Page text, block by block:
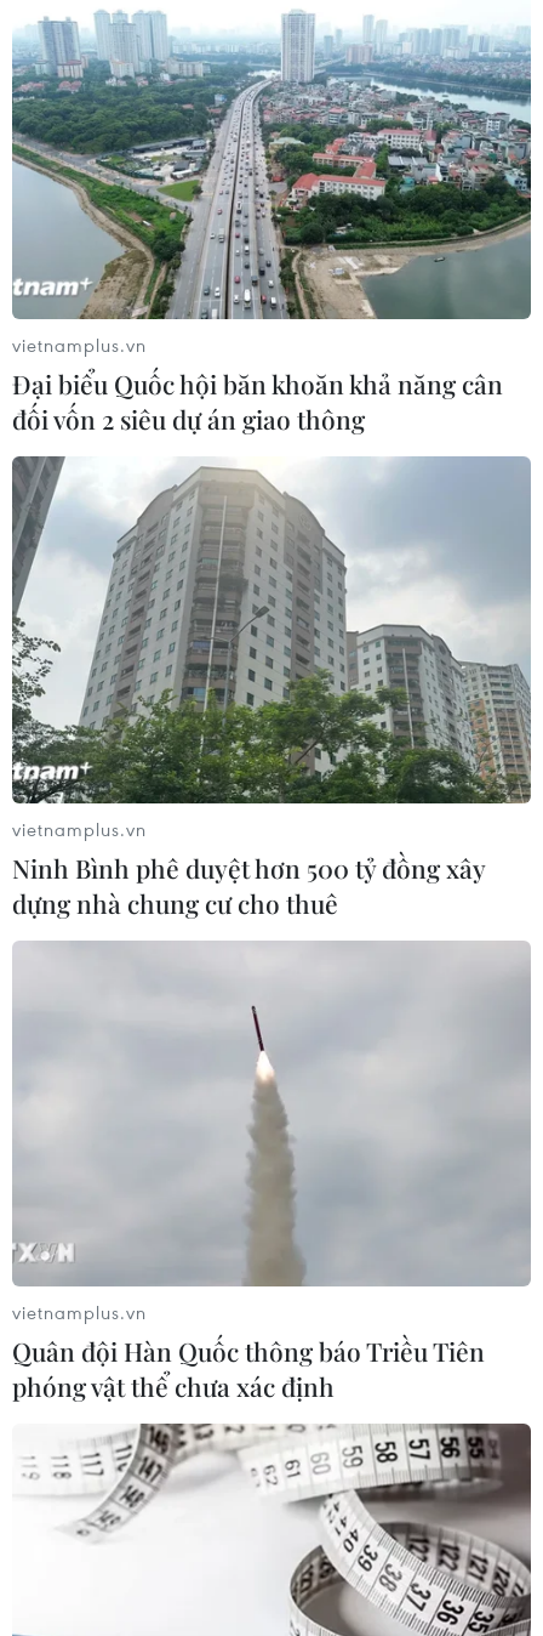
vietnamplus.vn
Đại biểu Quốc hội băn khoăn khả năng cân
đối vốn 2 siêu dự án giao thông
vietnamplus.vn
Ninh Bình phê duyệt hơn 500 tỷ đồng xây
dựng nhà chung cư cho thuê
vietnamplus.vn
Quân đội Hàn Quốc thông báo Triều Tiên
phóng vật thể chưa xác định